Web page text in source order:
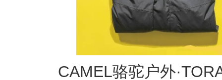
CAMEL骆驼户外